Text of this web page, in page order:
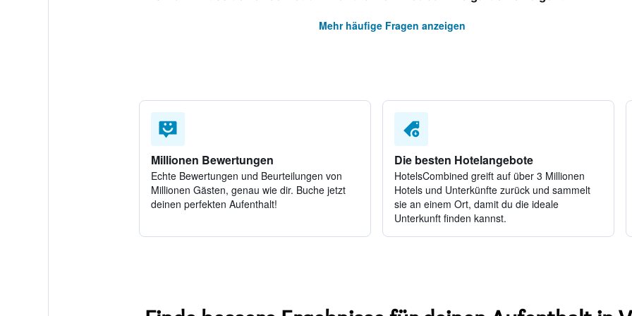
Mehr häufige Fragen anzeigen
Millionen Bewertungen
Echte Bewertungen und Beurteilungen von
Millionen Gästen, genau wie dir. Buche jetzt
deinen perfekten Aufenthalt!
Die besten Hotelangebote
HotelsCombined greift auf über 3 Millionen
Hotels und Unterkünfte zurück und sammelt
sie an einem Ort, damit du die ideale
Unterkunft finden kannst.